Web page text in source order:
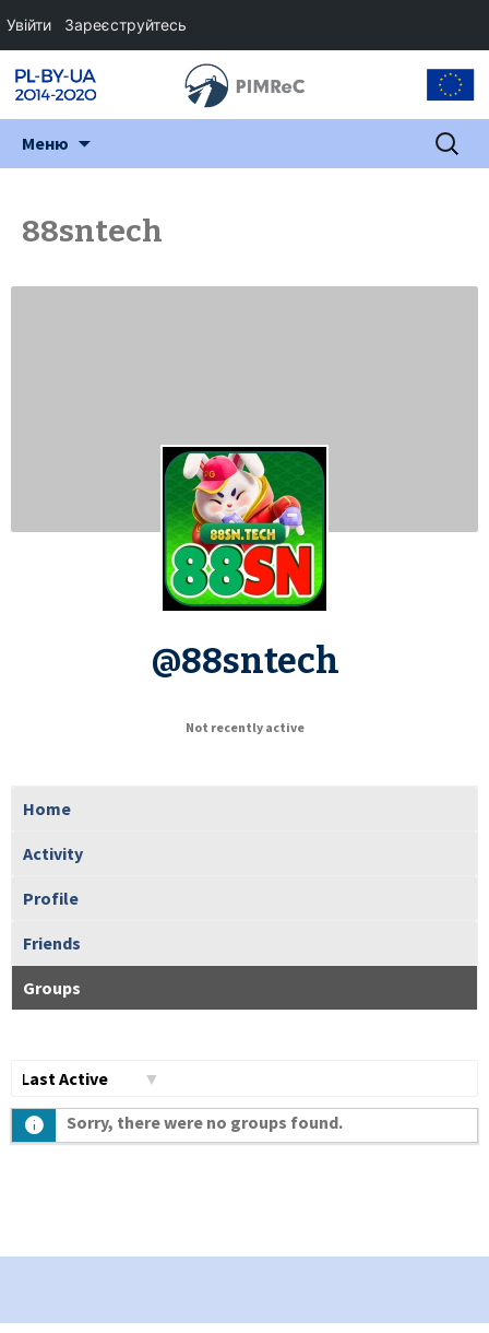
Меню Пошук:
88sntech
@88sntech
Not recently active
Home
Activity
Profile
Friends
Groups
по:
Sorry, there were no groups found.
Увійти Зареєструйтесь